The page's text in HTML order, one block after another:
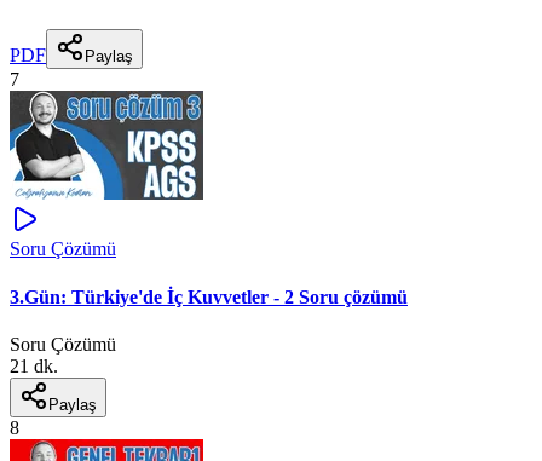
PDF Paylaş
7
Soru Çözümü
3.Gün: Türkiye'de İç Kuvvetler - 2 Soru çözümü
Soru Çözümü
21 dk.
Paylaş
8